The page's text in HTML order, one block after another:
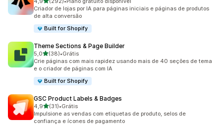
292 avaliações ao todo
Criador de lojas por IA para páginas iniciais e páginas de produtos
de alta conversão
Built for Shopify
Theme Sections & Page Builder
5,0de 5 estrelas
(38)
38 avaliações ao todo
•Grátis
Crie páginas com mais rapidez usando mais de 40 seções de tema
e o criador de páginas com IA
Built for Shopify
GSC Product Labels & Badges
4,9de 5 estrelas
(31)
31 avaliações ao todo
•Grátis
Impulsione as vendas com etiquetas de produto, selos de
confiança e ícones de pagamento